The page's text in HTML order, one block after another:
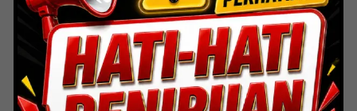
Untar Residence-DKI Jakarta